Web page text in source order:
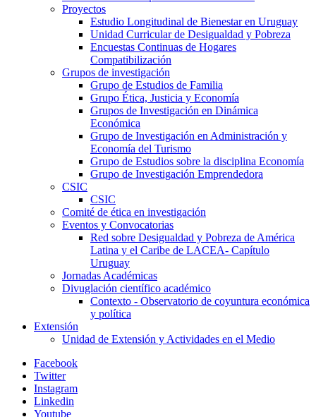
Proyectos
Estudio Longitudinal de Bienestar en Uruguay
Unidad Curricular de Desigualdad y Pobreza
Encuestas Continuas de Hogares
Compatibilización
Grupos de investigación
Grupo de Estudios de Familia
Grupo Ética, Justicia y Economía
Grupos de Investigación en Dinámica
Económica
Grupo de Investigación en Administración y
Economía del Turismo
Grupo de Estudios sobre la disciplina Economía
Grupo de Investigación Emprendedora
CSIC
CSIC
Comité de ética en investigación
Eventos y Convocatorias
Red sobre Desigualdad y Pobreza de América
Latina y el Caribe de LACEA- Capítulo
Uruguay
Jornadas Académicas
Divuglación científico académico
Contexto - Observatorio de coyuntura económica
y política
Extensión
Unidad de Extensión y Actividades en el Medio
Facebook
Twitter
Instagram
Linkedin
Youtube